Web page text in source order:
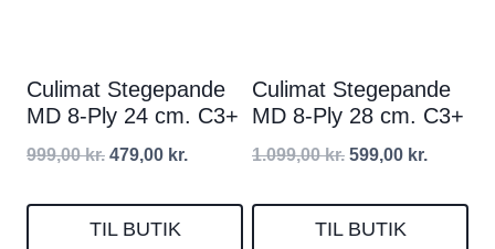
Culimat Stegepande
MD 8-Ply 24 cm. C3+
999,00kr. Den
pris
479,00 kr.
TIL BUTIK
Culimat Stegepande
MD 8-Ply 28 cm. C3+
1.099,00kr. Den
pris
599,00 kr.
TIL BUTIK